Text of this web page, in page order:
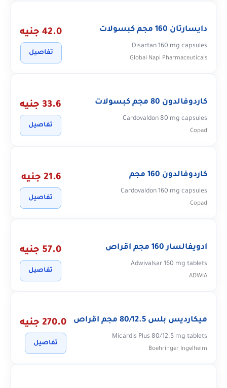
دايسارتان 160 مجم كبسولات
Disartan 160 mg capsules
Global Napi Pharmaceuticals
42.0 جنيه
تفاصيل
كاردوفالدون 80 مجم كبسولات
Cardovaldon 80 mg capsules
Copad
33.6 جنيه
تفاصيل
كاردوفالدون 160 مجم
Cardovaldon 160 mg capsules
Copad
21.6 جنيه
تفاصيل
ادويفالسار 160 مجم اقراص
Adwivalsar 160 mg tablets
ADWIA
57.0 جنيه
تفاصيل
ميكارديس بلس 80/12.5 مجم اقراص
Micardis Plus 80/12.5 mg tablets
Boehringer Ingelheim
270.0 جنيه
تفاصيل